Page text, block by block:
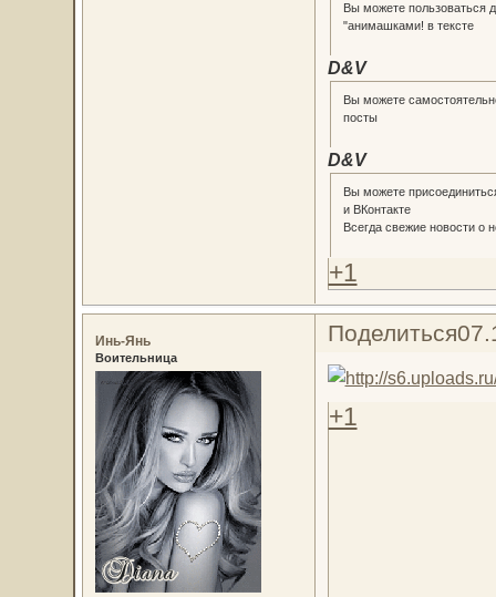
Вы можете пользоваться
"анимашками! в тексте
D&V
Вы можете
посты
D&V
Вы можете
и ВКонтакте
Всегда свежие новости о
+1
Поделиться
Инь-Янь
Воительница
+1